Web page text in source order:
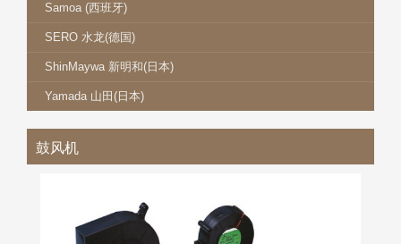
Samoa (西班牙)
SERO 水龙(德国)
ShinMaywa 新明和(日本)
Yamada 山田(日本)
鼓风机
NIDEC SERVO 电产伺服鼓风机